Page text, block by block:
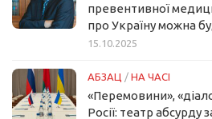
превентивної
про Україну можна
15.10.2025
АБЗАЦ / НА ЧАСІ
«Перемовини»,
Росії: театр абсурду